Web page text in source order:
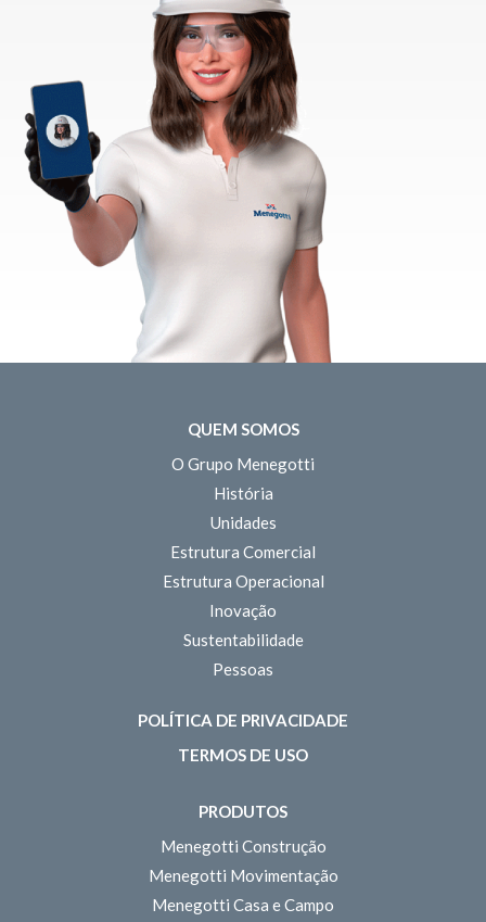
QUEM SOMOS
O Grupo Menegotti
História
Unidades
Estrutura Comercial
Estrutura Operacional
Inovação
Sustentabilidade
Pessoas
POLÍTICA DE PRIVACIDADE
TERMOS DE USO
PRODUTOS
Menegotti Construção
Menegotti Movimentação
Menegotti Casa e Campo